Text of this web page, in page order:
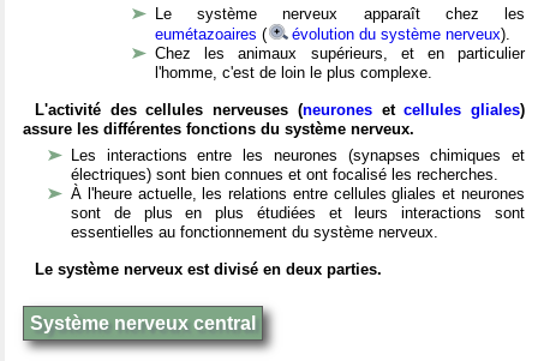
Le système nerveux apparaît chez les
eumétazoaires ( évolution du système nerveux).
Chez les animaux supérieurs, et en particulier
l'homme, c'est de loin le plus complexe.
L'activité des cellules nerveuses (neuronesetcellules gliales)
assure les différentes fonctions du système nerveux.
Les interactions entre les neurones (synapses chimiques et
électriques) sont bien connues et ont focalisé les recherches.
À l'heure actuelle, les relations entre cellules gliales et neurones
sont de plus en plus étudiées et leurs interactions sont
essentielles au fonctionnement du système nerveux.
Le système nerveux est divisé en deux parties.
Système nerveux central